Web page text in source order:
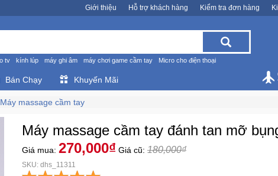
Giới thiệu Hỗ trợ khách hàng Kiểm tra đơn hàng
tv kính lúp máy ghi âm máy chơi game cầm tay Micro cho điện thoại
Bán Chạy Khuyến Mãi
Máy massage cầm tay
Máy massage cầm tay đánh tan mỡ
Giá mua: 270,000₫ Giá cũ: 180,000₫
SKU: dhs_11311